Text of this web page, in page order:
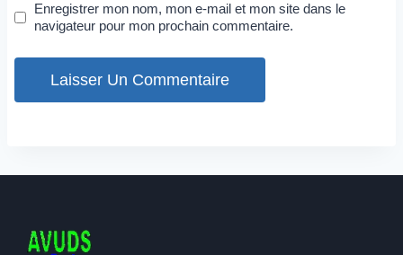
Enregistrer mon nom, mon e-mail et mon site dans le
navigateur pour mon prochain commentaire.